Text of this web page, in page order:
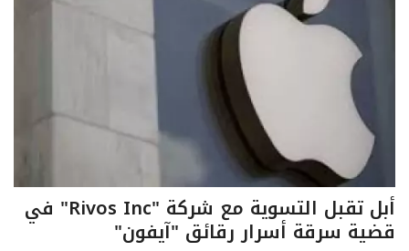
أبل تقبل التسوية مع شركة "Rivos Inc" في
قضية سرقة أسرار رقائق "آيفون"